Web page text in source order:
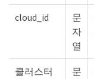
cloud_id
문
자
열
클러스터
문